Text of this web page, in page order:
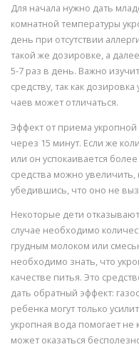
Для начала нужно дать
комнатной температуры
день при отсутствии
такой же дозировке, а
5-7 раз в день. Важно
средству, так как
чаев может отличаться.
Эффект от приема
через 15 минут. Если же
или он успокаивается
средства можно
убедившись, что оно не
Некоторые дети
случае необходимо
грудным молоком или
необходимо знать, что
качестве питья. Это
дать обратный эффект:
ребенка могут только
укропная вода помогает не
может оказаться